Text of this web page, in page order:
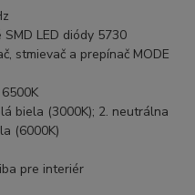
LED diódy 5730
stmievač a prepínač MODE
biela (3000K); 2. neutrálna
(6000K)
pre interiér